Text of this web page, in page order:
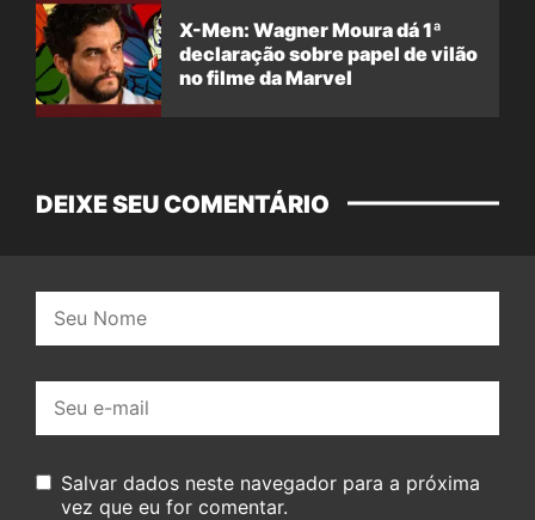
X-Men: Wagner Moura dá 1ª
declaração sobre papel de vilão
no filme da Marvel
DEIXE SEU COMENTÁRIO
mail:
Salvar dados neste navegador para a próxima
vez que eu for comentar.